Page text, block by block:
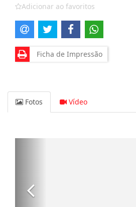
Adicionar ao favoritos
Ficha de Impressão
Fotos Vídeo